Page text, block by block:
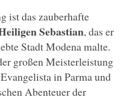
ist das zauberhafte
Sebastian, das er
Stadt Modena malte.
großen Meisterleistung
in Parma und
Abenteuer der